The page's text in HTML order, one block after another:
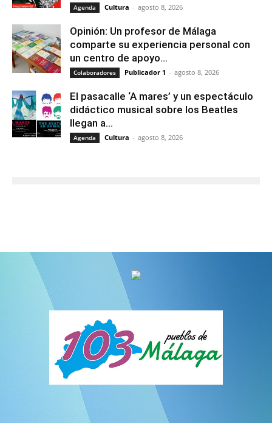
Agenda Cultura - agosto 8, 2026
Opinión: Un profesor de Málaga
comparte su experiencia personal con
un centro de apoyo...
Colaboradores Publicador 1 - agosto 8, 2026
El pasacalle ‘A mares’ y un espectáculo
didáctico musical sobre los Beatles
llegan a...
Agenda Cultura - agosto 8, 2026